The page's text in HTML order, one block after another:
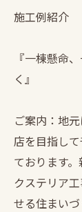
施工例紹介
『一棟懸命
く』
ご案内：地
店を目指し
ております
クステリア
せる住まい